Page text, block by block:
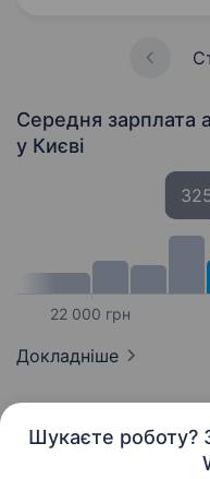
Шукаєте роботу?
Середня зарплата
у Києві
22 000 грн
Докладніше